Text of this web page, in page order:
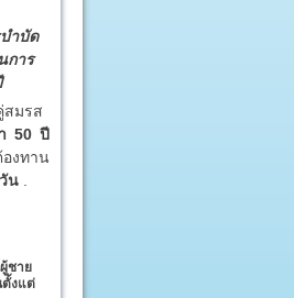
ำบัด
การ
สมรส
50 ปี
องทาน
น
ชาย
ตั้งแต่